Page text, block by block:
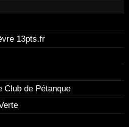
13pts.fr
Club de Pétanque